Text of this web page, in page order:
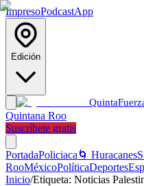
ImpresoPodcastApp
Edición
Quinta
Quintana Roo
Suscríbete gratis
PortadaPoliciaca 🌀 Huracanes
RooMéxicoPolíticaDeportes
Inicio/Etiqueta: Noticias